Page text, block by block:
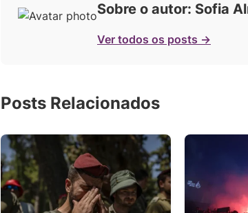
Sobre o autor: Sofia
Ver todos os posts →
Posts Relacionados